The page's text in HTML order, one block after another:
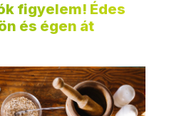
figyelem! Édes
és égen át